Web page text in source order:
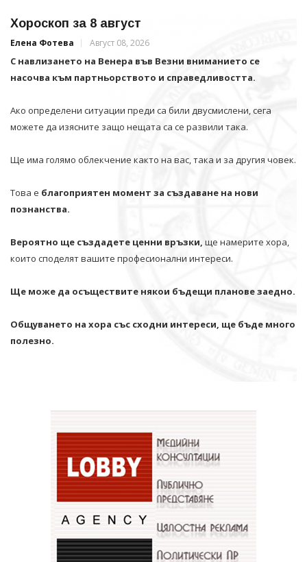
Хороскоп за 8 август
Елена Фотева Август 08, 2026
С навлизането на Венера във Везни вниманието се
насочва към партньорството и справедливостта.
Ако определени ситуации преди са били двусмислени, сега
можете да изясните защо нещата са се развили така.
Ще има голямо облекчение както на вас, така и за другия човек.
Това е благоприятен момент за създаване на нови
познанства.
Вероятно ще създадете ценни връзки, ще намерите хора,
които споделят вашите професионални интереси.
Ще може да осъществите някои бъдещи планове заедно.
Общуването на хора със сходни интереси, ще бъде много
полезно.